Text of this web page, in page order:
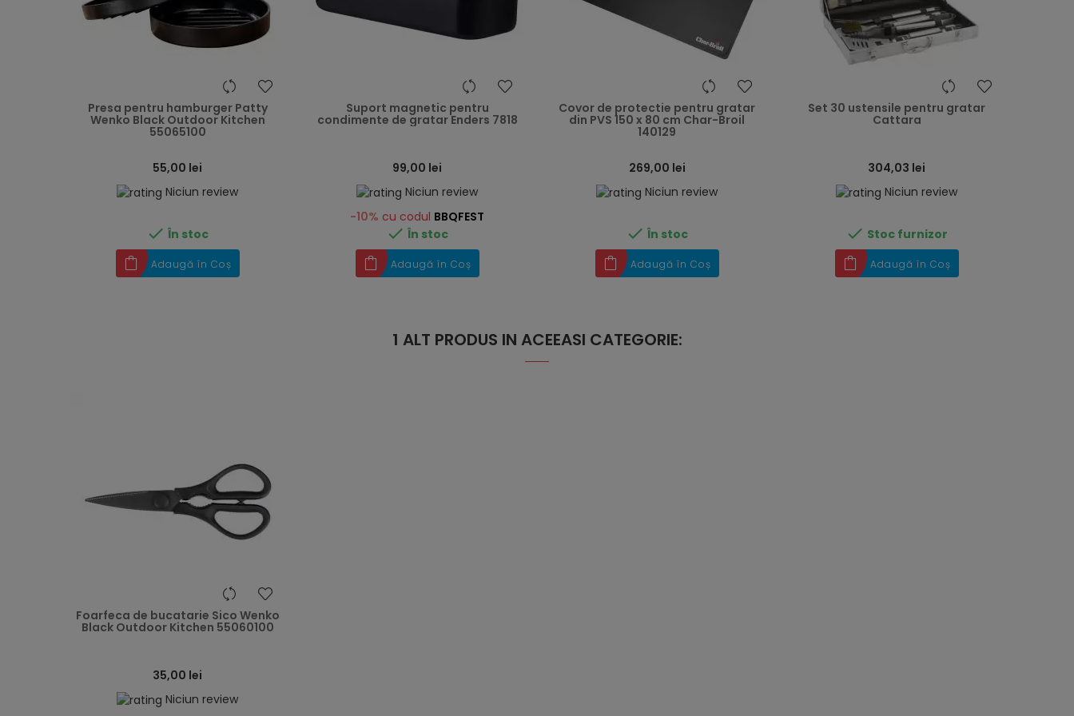
heart
Presa pentru hamburger Patty
Wenko Black Outdoor Kitchen
55065100
55,00 lei
Niciun review
 În stoc
Adaugă în Coș
heart
Suport magnetic pentru
condimente de gratar Enders 7818
99,00 lei
Niciun review
-10% cu codul BBQFEST
 În stoc
Adaugă în Coș
heart
Covor de protectie pentru gratar
din PVS 150 x 80 cm Char-Broil
140129
269,00 lei
Niciun review
 În stoc
Adaugă în Coș
heart
Set 30 ustensile pentru gratar
Cattara
304,03 lei
Niciun review
 Stoc furnizor
Adaugă în Coș
1 ALT PRODUS IN ACEEASI CATEGORIE:
heart
Foarfeca de bucatarie Sico Wenko
Black Outdoor Kitchen 55060100
35,00 lei
Niciun review